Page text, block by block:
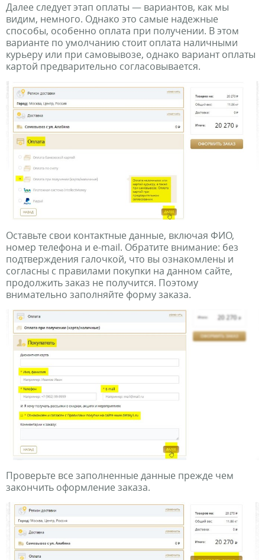
Далее следует этап оплаты — вариантов, как мы
видим, немного. Однако это самые надежные
способы, особенно оплата при получении. В этом
варианте по умолчанию стоит оплата наличными
курьеру или при самовывозе, однако вариант оплаты
картой предварительно согласовывается.
Оставьте свои контактные данные, включая ФИО,
номер телефона и e-mail. Обратите внимание: без
подтверждения галочкой, что вы ознакомлены и
согласны с правилами покупки на данном сайте,
продолжить заказ не получится. Поэтому
внимательно заполняйте форму заказа.
Проверьте все заполненные данные прежде чем
закончить оформление заказа.